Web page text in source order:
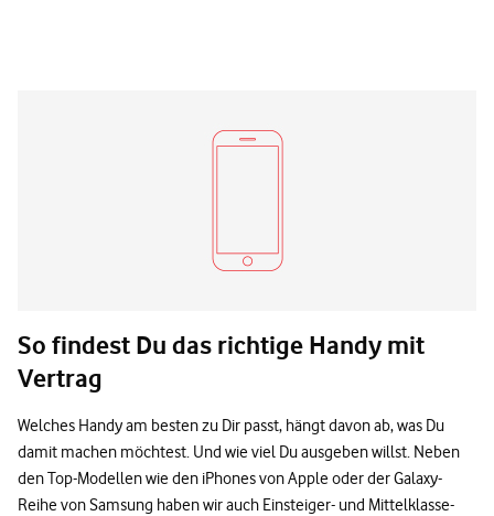
So findest Du das richtige Handy mit
Vertrag
Welches Handy am besten zu Dir passt, hängt davon ab, was Du
damit machen möchtest. Und wie viel Du ausgeben willst. Neben
den Top-Modellen wie den iPhones von Apple oder der Galaxy-
Reihe von Samsung haben wir auch Einsteiger- und Mittelklasse-